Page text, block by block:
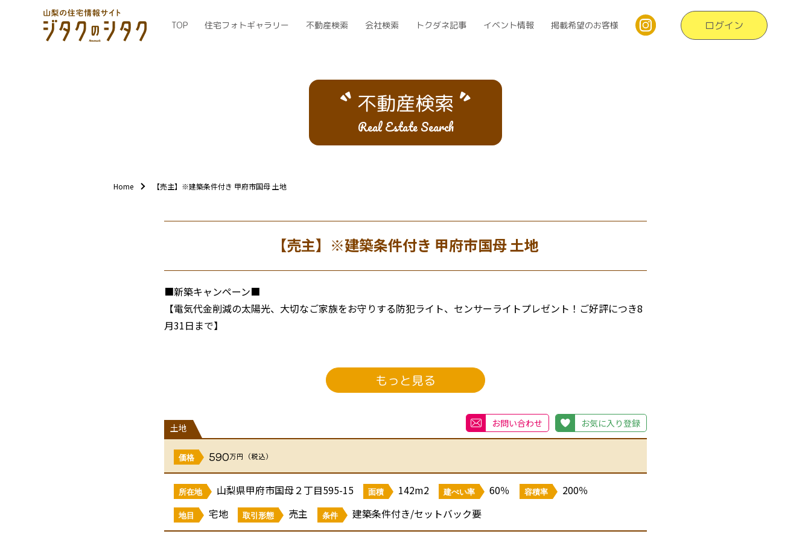
TOP 住宅フォトギャラリー 不動産検索 会社検索 トクダネ記事 イベント情報 掲載希望のお客様 ログイン
不動産検索
Real Estate Search
Home 【売主】※建築条件付き 甲府市国母 土地
【売主】※建築条件付き 甲府市国母 土地
■新築キャンペーン■
【電気代金削減の太陽光、大切なご家族をお守りする防犯ライト、センサーライトプレゼント！ご好評につき8
月31日まで】
周辺には生活施設が揃い、日常の買い物や通勤・通学に便利な立地。前面道路は交通量が落ち着いており、家づ
【物件の魅力】
・生活利便が揃う国母エリアの売地
・整形地で建築計画が立てやすい
・静かな住宅街で子育てにも安心
もっと見る
土地 お問い合わせ お気に入り登録
価格 590万円（税込）
所在地 山梨県甲府市国母２丁目595-15 面積 142m2 建ぺい率 60％ 容積率 200％
地目 宅地 取引形態 売主 条件 建築条件付き/セットバック要